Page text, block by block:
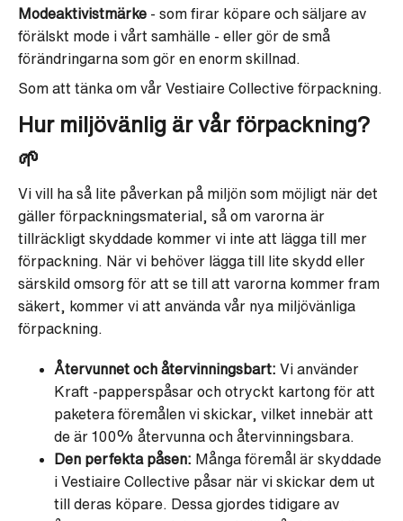
Modeaktivistmärke - som firar köpare och säljare av
förälskt mode i vårt samhälle - eller gör de små
förändringarna som gör en enorm skillnad.
Som att tänka om vår Vestiaire Collective förpackning.
Hur miljövänlig är vår förpackning?
🌱
Vi vill ha så lite påverkan på miljön som möjligt när det
gäller förpackningsmaterial, så om varorna är
tillräckligt skyddade kommer vi inte att lägga till mer
förpackning. När vi behöver lägga till lite skydd eller
särskild omsorg för att se till att varorna kommer fram
säkert, kommer vi att använda vår nya miljövänliga
förpackning.
Återvunnet och återvinningsbart: Vi använder
Kraft -papperspåsar och otryckt kartong för att
paketera föremålen vi skickar, vilket innebär att
de är 100% återvunna och återvinningsbara.
Den perfekta påsen: Många föremål är skyddade
i Vestiaire Collective påsar när vi skickar dem ut
till deras köpare. Dessa gjordes tidigare av